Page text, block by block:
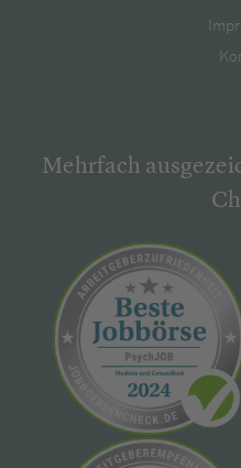
Mehrfach